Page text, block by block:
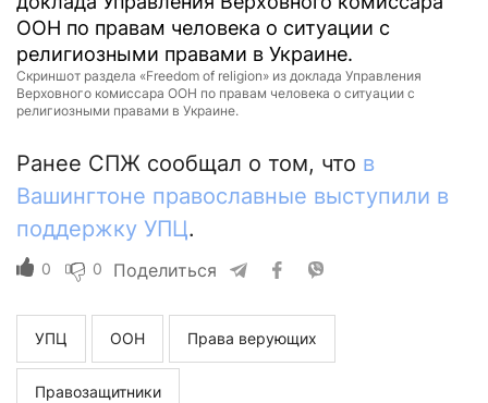
Скриншот раздела «Freedom of religion» из доклада Управления
Верховного комиссара ООН по правам человека о ситуации с
религиозными правами в Украине.
Ранее СПЖ сообщал о том, что в
Вашингтоне православные выступили в
поддержку УПЦ.
0 0 Поделиться
УПЦ ООН Права верующих
Правозащитники